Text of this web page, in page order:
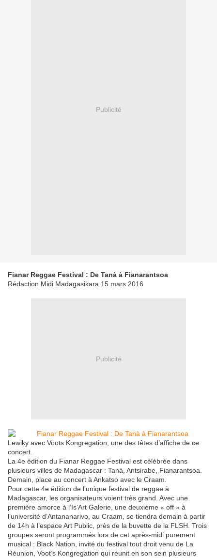
Publicité
Fianar Reggae Festival : De Tanà à Fianarantsoa
Rédaction Midi Madagasikara 15 mars 2016
Publicité
Lewiky avec Voots Kongregation, une des têtes d’affiche de ce
concert.
La 4e édition du Fianar Reggae Festival est célébrée dans
plusieurs villes de Madagascar : Tanà, Antsirabe, Fianarantsoa.
Demain, place au concert à Ankatso avec le Craam.
Pour cette 4e édition de l’unique festival de reggae à
Madagascar, les organisateurs voient très grand. Avec une
première amorce à l’Is’Art Galerie, une deuxième « off » à
l’université d’Antananarivo, au Craam, se tiendra demain à partir
de 14h à l’espace Art Public, près de la buvette de la FLSH. Trois
groupes seront programmés lors de cet après-midi purement
musical : Black Nation, invité du festival tout droit venu de La
Réunion, Voot’s Kongregation qui réunit en son sein plusieurs